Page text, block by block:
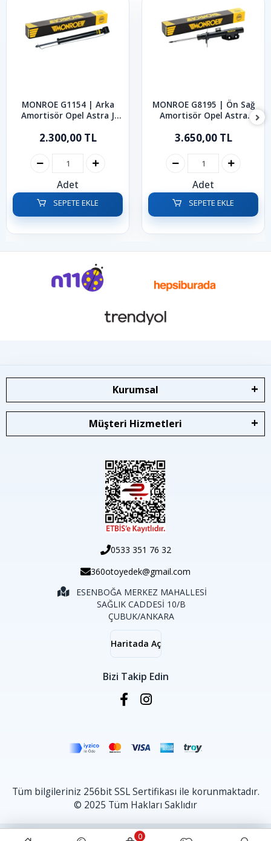
MONROE G1154 | Arka
Amortisör Opel Astra J
2.300,00 TL
Adet
SEPETE EKLE
MONROE G8195 | Ön Sağ
Amortisör Opel Astra
3.650,00 TL
Adet
SEPETE EKLE
Kurumsal
Müşteri Hizmetleri
0533 351 76 32
360otoyedek@gmail.com
ESENBOĞA MERKEZ MAHALLESİ
SAĞLIK CADDESİ 10/B
ÇUBUK/ANKARA
Haritada Aç
Bizi Takip Edin
Tüm bilgileriniz 256bit SSL Sertifikası ile korunmaktadır.
© 2025 Tüm Hakları Saklıdır
0